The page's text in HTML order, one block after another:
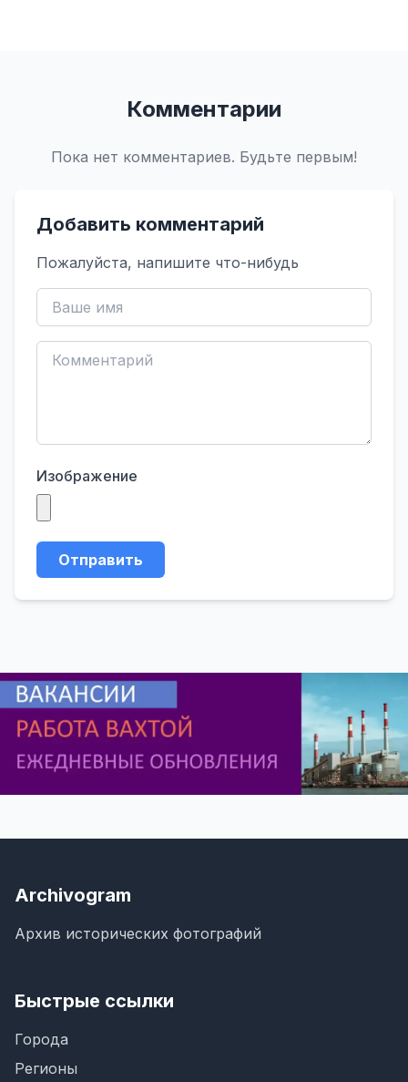
Комментарии
Пока нет комментариев. Будьте первым!
Добавить комментарий
Пожалуйста, напишите что-нибудь
Изображение
Отправить
Archivogram
Архив исторических фотографий
Быстрые ссылки
Города
Регионы